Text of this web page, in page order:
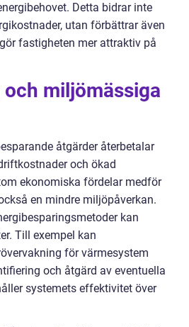
Detta bidrar inte
utan förbättrar även
fastigheten mer attraktiv på
miljömässiga
åtgärder återbetalar
och ökad
ekonomiska fördelar medför
en mindre miljöpåverkan.
kan
Till exempel kan
för värmesystem
och åtgärd av eventuella
systemets effektivitet över